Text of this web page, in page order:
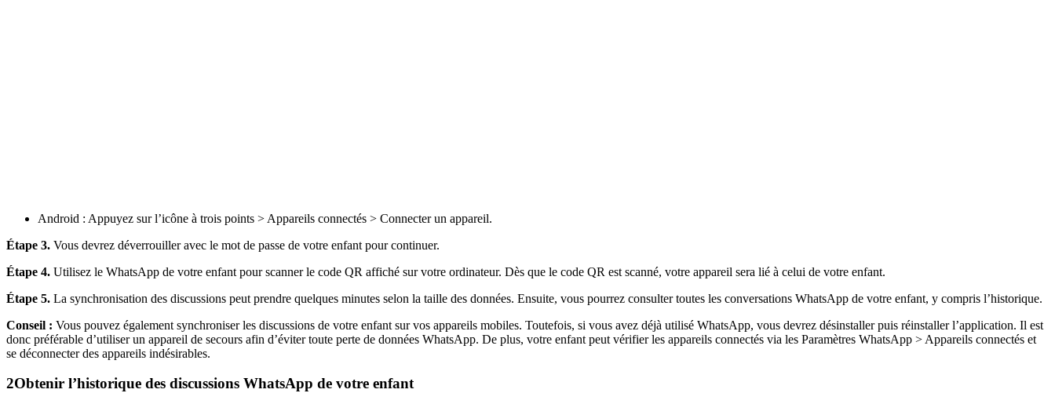
Android : Appuyez sur l’icône à trois points > Appareils connectés > Connecter un appareil.
Étape 3. Vous devrez déverrouiller avec le mot de passe de votre enfant pour continuer.
Étape 4. Utilisez le WhatsApp de votre enfant pour scanner le code QR affiché sur votre ordinateur. Dès que le code QR est scanné, votre appareil sera lié à celui de votre enfant.
Étape 5. La synchronisation des discussions peut prendre quelques minutes selon la taille des données. Ensuite, vous pourrez consulter toutes les conversations WhatsApp de votre enfant, y compris l’historique.
Conseil : Vous pouvez également synchroniser les discussions de votre enfant sur vos appareils mobiles. Toutefois, si vous avez déjà utilisé WhatsApp, vous devrez désinstaller puis réinstaller l’application. Il est
donc préférable d’utiliser un appareil de secours afin d’éviter toute perte de données WhatsApp. De plus, votre enfant peut vérifier les appareils connectés via les Paramètres WhatsApp > Appareils connectés et
se déconnecter des appareils indésirables.
2Obtenir l’historique des discussions WhatsApp de votre enfant